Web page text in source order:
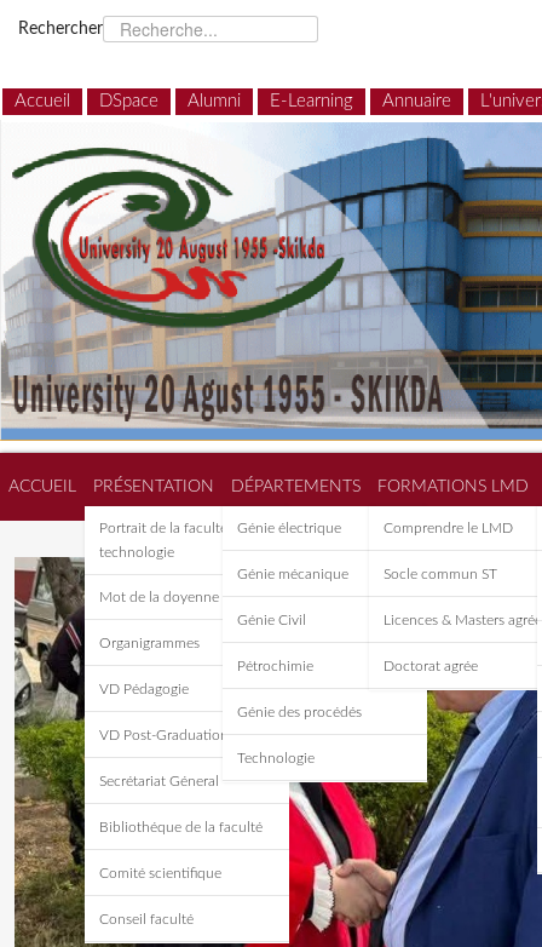
Rechercher
Accueil DSpace Alumni E-Learning Annuaire
ACCUEIL PRÉSENTATION
Portrait de la faculté de
technologie
Mot de la doyenne
Organigrammes
VD Pédagogie
VD Post-Graduation
Secrétariat Géneral
Bibliothéque de la faculté
Comité scientifique
Conseil faculté
DÉPARTEMENTS
Génie électrique
Génie mécanique
Génie Civil
Pétrochimie
Génie des procédés
Technologie
FORMATIONS LMD
Comprendre le LMD
Socle commun ST
Licences & Masters
Doctorat agrée